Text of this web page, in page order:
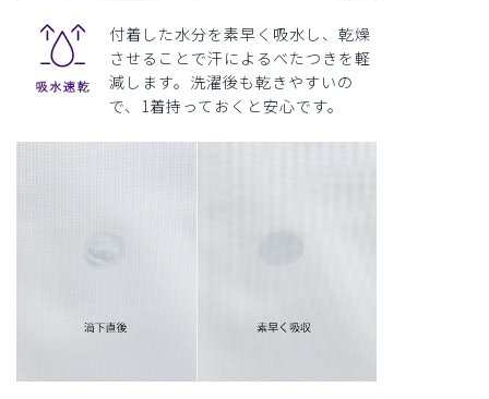
付着した水分を素早く吸水し、乾燥
させることで汗によるべたつきを軽
減します。洗濯後も乾きやすいの
で、1着持っておくと安心です。